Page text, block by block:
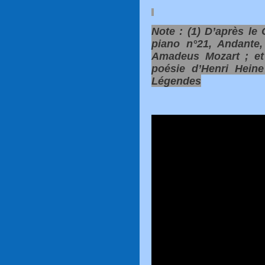
Note : (1) D’après le
piano n°21,
Amadeus Mozart ;
poésie d’Henri
Légendes